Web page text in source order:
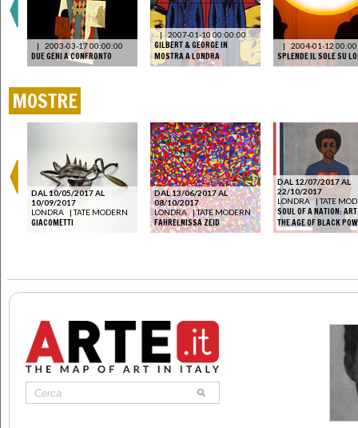
| 2003-03-17 00:00:00
DUE GENI A CONFRONTO
| 2007-01-10 00:00:00
GILBERT & GEORGE IN
MOSTRA A LONDRA
| 2004-01-12
SPLENDE IL SOLE SU
MOSTRE
DAL 10/05/2017 AL
10/09/2017
LONDRA
|TATE MODERN
GIACOMETTI
DAL 13/06/2017 AL
08/10/2017
LONDRA |TATE MODERN
FAHRELNISSA ZEID
DAL 12/07/2017 AL
22/10/2017
LONDRA
|TATE
SOUL OF A NATION:
THE AGE OF BLACK